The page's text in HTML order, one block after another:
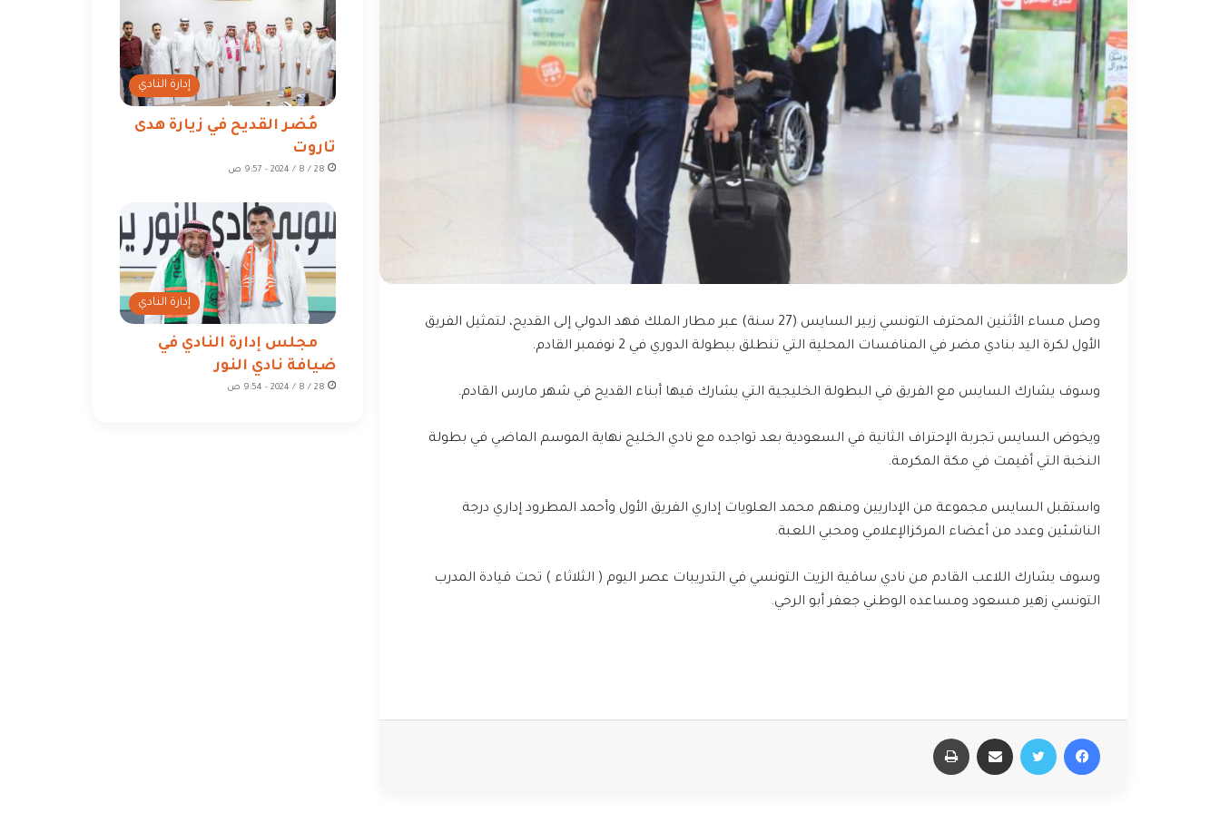
وصل مساء الأثنين المحترف التونسي زبير السايس (27 سنة) عبر مطار الملك فهد الدولي إلى القديح، لتمثيل الفريق
الأول لكرة اليد بنادي مضر في المنافسات المحلية التي تنطلق ببطولة الدوري في نوفمبر القادم.
وسوف يشارك السايس مع الفريق في البطولة الخليجية التي يشارك فيها أبناء القديح في شهر مارس القادم.
ويخوض السايس تجربة الإحتراف الثانية في السعودية بعد تواجده مع نادي الخليج نهاية الموسم الماضي في بطولة
النخبة التي أقيمت في مكة المكرمة.
واستقبل السايس مجموعة من الإداريين ومنهم محمد العلويات إداري الفريق الأول وأحمد المطرود إداري درجة
الناشئين وعدد من أعضاء المركزالإعلامي ومحبي اللعبة.
وسوف يشارك اللاعب القادم من نادي ساقية الزيت التونسي في التدريبات عصر اليوم ( الثلاثاء ) تحت قيادة المدرب
التونسي زهير مسعود ومساعده الوطني جعفر أبو الرحي.
فيسبوك تويتر مشاركة عبر البريد
إدارة النادي
مُضر القديح في زيارة هدى
تاروت
28 / 8 / 2024 - 9:57 ص
إدارة النادي
مجلس إدارة النادي في
ضيافة نادي النور
28 / 8 / 2024 - 9:54 ص